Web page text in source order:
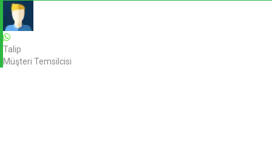
Talip
Müşteri Temsilcisi